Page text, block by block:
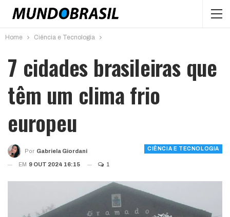
Home Ciência e Tecnologia
7 cidades brasileiras que
têm um clima frio
europeu
CIÊNCIA E TECNOLOGIA
Por Gabriela Giordani
EM 9 OUT 2024 16:15 1